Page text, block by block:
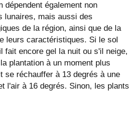
dépendent également non
lunaires, mais aussi des
de la région, ainsi que de la
leurs caractéristiques. Si le sol
fait encore gel la nuit ou s'il neige,
plantation à un moment plus
se réchauffer à 13 degrés à une
l'air à 16 degrés. Sinon, les plants